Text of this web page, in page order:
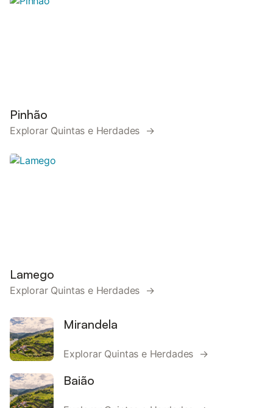
Pinhão
Explorar Quintas e Herdades →
Lamego
Explorar Quintas e Herdades →
Mirandela
Explorar Quintas e Herdades →
Baião